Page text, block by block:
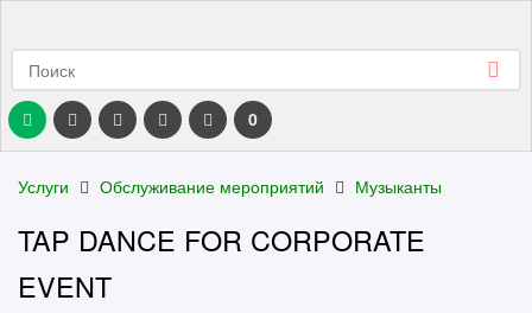
0
Услуги Обслуживание мероприятий Музыканты
TAP DANCE FOR CORPORATE
EVENT